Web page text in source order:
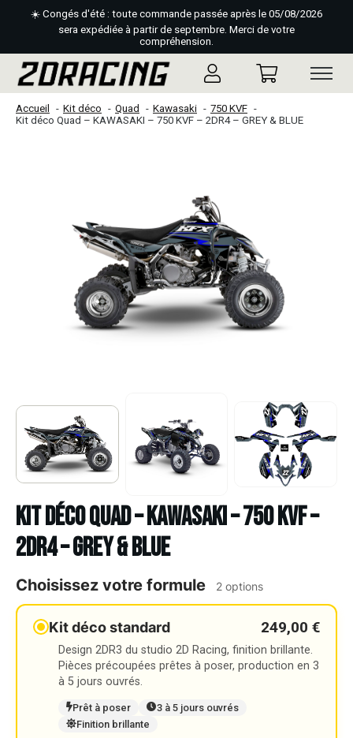
☀️ Congés d'été : toute commande passée après le 05/08/2026
sera expédiée à partir de septembre. Merci de votre
compréhension.
Accueil Kit déco Quad Kawasaki
750 KVF
Kit déco Quad – KAWASAKI – 750 KVF – 2DR4 – GREY & BLUE
Kit déco Quad – KAWASAKI – 750 KVF –
2DR4 – GREY & BLUE
Choisissez votre formule 2 options
Kit déco standard 249,00 €
Design 2DR3 du studio 2D Racing, finition brillante.
Pièces précoupées prêtes à poser, production en 3
à 5 jours ouvrés.
Prêt à poser
3 à 5 jours ouvrés
Finition brillante